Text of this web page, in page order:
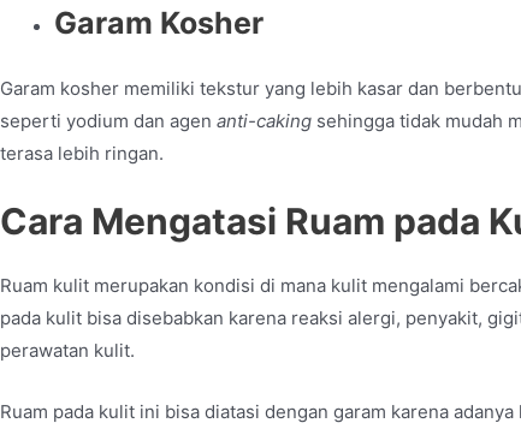
Garam Kosher
Garam kosher memiliki tekstur yang lebih kasar dan
seperti yodium dan agen anti-caking sehingga tidak mudah
terasa lebih ringan.
Cara Mengatasi Ruam pada
Ruam kulit merupakan kondisi di mana kulit mengalami
pada kulit bisa disebabkan karena reaksi alergi, penyakit,
perawatan kulit.
Ruam pada kulit ini bisa diatasi dengan garam karena